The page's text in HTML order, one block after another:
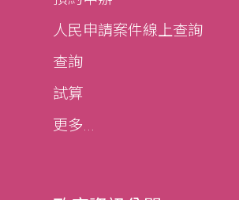
人民申請案件線上查詢
查詢
試算
更多...